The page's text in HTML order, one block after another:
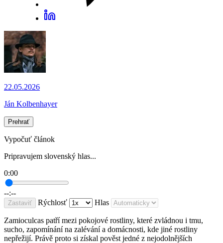
22.05.2026
Ján Kolbenhayer
Prehrať
Vypočuť článok
Pripravujem slovenský hlas...
0:00
--:--
Zastaviť Rýchlosť Hlas
Zamioculcas patří mezi pokojové rostliny, které zvládnou i tmu,
sucho, zapomínání na zalévání a domácnosti, kde jiné rostliny
nepřežijí. Právě proto si získal pověst jedné z nejodolnějších